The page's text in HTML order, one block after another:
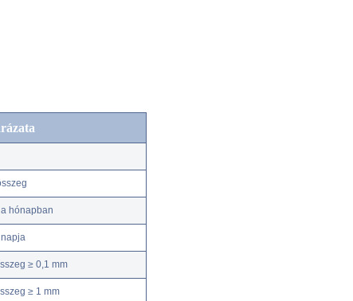
hónapban
≥ 0,1 mm
≥ 1 mm